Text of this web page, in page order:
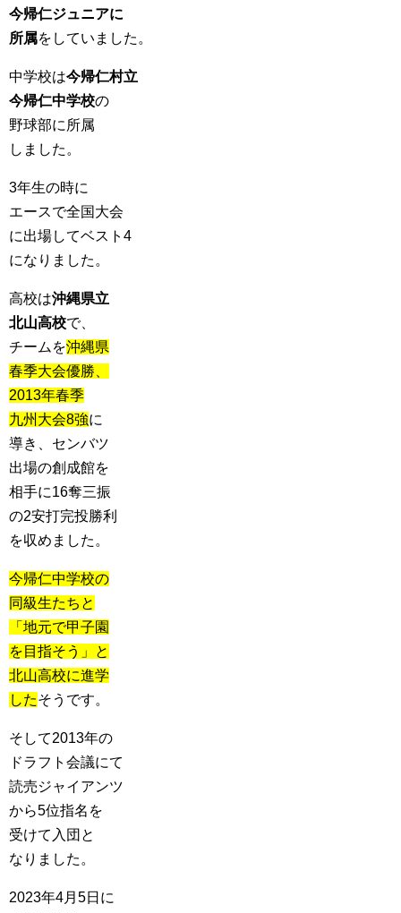
今帰仁ジュニアに
所属をしていました。
中学校は今帰仁村立
今帰仁中学校の
野球部に所属
しました。
3年生の時に
エースで全国大会
に出場してベスト4
になりました。
高校は沖縄県立
北山高校で、
チームを沖縄県
春季大会優勝、
2013年春季
九州大会8強に
導き、センバツ
出場の創成館を
相手に16奪三振
の2安打完投勝利
を収めました。
今帰仁中学校の
同級生たちと
「地元で甲子園
を目指そう」と
北山高校に進学
したそうです。
そして2013年の
ドラフト会議にて
読売ジャイアンツ
から5位指名を
受けて入団と
なりました。
2023年4月5日に